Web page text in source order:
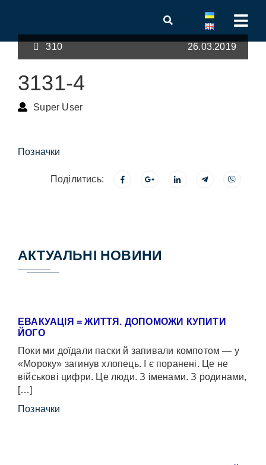
310 26.03.2019
3131-4
Super User
Позначки
Поділитись:
АКТУАЛЬНІ НОВИНИ
ЕВАКУАЦІЯ = ЖИТТЯ. ДОПОМОЖИ КУПИТИ
ЙОГО
Поки ми доїдали паски й запивали компотом — у
«Мороку» загинув хлопець. І є поранені. Це не
військові цифри. Це люди. З іменами. З родинами,
[…]
Позначки